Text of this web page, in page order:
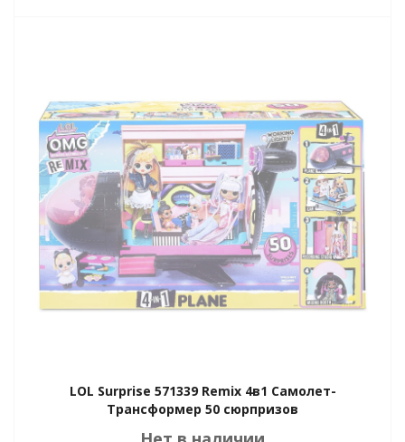
LOL Surprise 571339 Remix 4в1 Самолет-
Трансформер 50 сюрпризов